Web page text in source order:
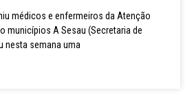
médicos e enfermeiros da Atenção
municípios A Sesau (Secretaria de
nesta semana uma